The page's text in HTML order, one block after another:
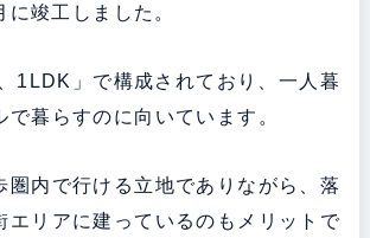
竣工しました。
1LDK」で構成されており、一人暮
で暮らすのに向いています。
圏内で行ける立地でありながら、落
エリアに建っているのもメリットで